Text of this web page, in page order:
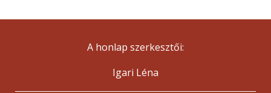
A honlap szerkesztői:
Igari Léna